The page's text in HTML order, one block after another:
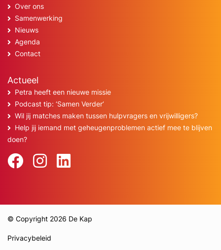
Over ons
Samenwerking
Nieuws
Agenda
Contact
Actueel
Petra heeft een nieuwe missie
Podcast tip: ‘Samen Verder’
Wil jij matches maken tussen hulpvragers en vrijwilligers?
Help jij iemand met geheugenproblemen actief mee te blijven
doen?
© Copyright 2026 De Kap
Privacybeleid